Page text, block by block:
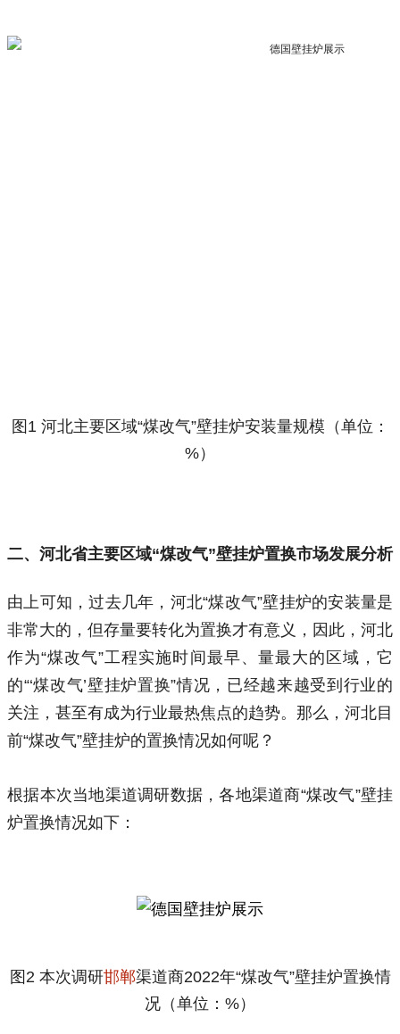
图1 河北主要区域“煤改气”壁挂炉安装量规模（单位：
%）
二、河北省主要区域“煤改气”壁挂炉置换市场发展分析
由上可知，过去几年，河北“煤改气”壁挂炉的安装量是
非常大的，但存量要转化为置换才有意义，因此，河北
作为“煤改气”工程实施时间最早、量最大的区域，它
的“‘煤改气’壁挂炉置换”情况，已经越来越受到行业的
关注，甚至有成为行业最热焦点的趋势。那么，河北目
前“煤改气”壁挂炉的置换情况如何呢？
根据本次当地渠道调研数据，各地渠道商“煤改气”壁挂
炉置换情况如下：
图2 本次调研邯郸渠道商2022年“煤改气”壁挂炉置换情
况（单位：%）